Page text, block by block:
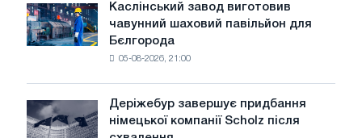
до
потрясінь:
Каслінський
завод
виготовив
для
Бєлгорода
Каслінський завод виготовив
чавунний шаховий павільйон для
Бєлгорода
05-08-2026, 21:00
Деріжебур
завершує
Деріжебур завершує придбання
німецької компанії Scholz після